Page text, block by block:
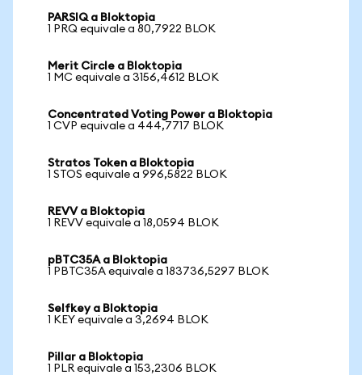
PARSIQ a Bloktopia
1 PRQ equivale a 80,7922 BLOK
Merit Circle a Bloktopia
1 MC equivale a 3156,4612 BLOK
Concentrated Voting Power a Bloktopia
1 CVP equivale a 444,7717 BLOK
Stratos Token a Bloktopia
1 STOS equivale a 996,5822 BLOK
REVV a Bloktopia
1 REVV equivale a 18,0594 BLOK
pBTC35A a Bloktopia
1 PBTC35A equivale a 183736,5297 BLOK
Selfkey a Bloktopia
1 KEY equivale a 3,2694 BLOK
Pillar a Bloktopia
1 PLR equivale a 153,2306 BLOK